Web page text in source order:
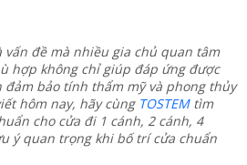
đề mà nhiều gia chủ quan tâm
hợp không chỉ giúp đáp ứng được
đảm bảo tính thẩm mỹ và phong thủy
hôm nay, hãy cùng TOSTEMtìm
cho cửa đi 1 cánh, 2 cánh, 4
ý quan trọng khi bố trí cửa chuẩn